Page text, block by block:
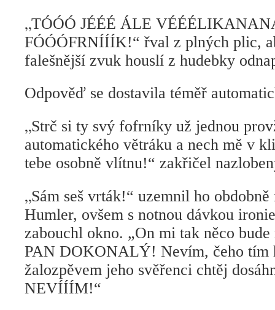
„TÓÓÓ JÉÉÉ ÁLE
FÓÓÓFRNÍÍÍK!“ řval z plných plic,
falešnější zvuk houslí z hudebky
Odpověď se dostavila téměř
„Strč si ty svý fofrníky už jednou
automatického větráku a nech mě v
tebe osobně vlítnu!“ zakřičel
„Sám seš vrták!“ uzemnil ho
Humler, ovšem s notnou dávkou
zabouchl okno. „On mi tak něco
PAN DOKONALÝ! Nevím, čeho tím
žalozpěvem jeho svěřenci chtěj
NEVÍÍÍM!“